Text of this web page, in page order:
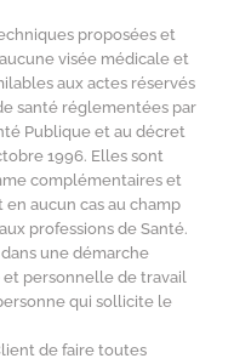
proposées et
visée médicale et
aux actes réservés
santé réglementées par
Publique et au décret
1996. Elles sont
complémentaires et
aucun cas au champ
professions de Santé.
dans une démarche
personnelle de travail
qui sollicite le
de faire toutes